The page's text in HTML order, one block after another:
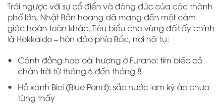
Trái ngược với sự cổ điển và đông đúc của các thành
phố lớn, Nhật Bản hoang dã mang đến một cảm
giác hoàn toàn khác. Tiêu biểu cho vùng đất ấy chính
là Hokkaido – hòn đảo phía Bắc, nơi hội tụ:
Cánh đồng hoa oải hương ở Furano: tím biếc cả
chân trời từ tháng 6 đến tháng 8
Hồ xanh Biei (Blue Pond): sắc nước lam kỳ ảo chưa
từng thấy